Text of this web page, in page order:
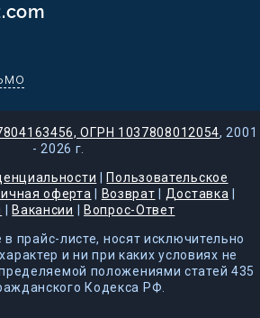
ОГРН 1037808012054, 2001
- 2026 г.
Пользовательское
оферта Возврат Доставка
Вакансии
Вопрос-Ответ
прайс-листе, носят исключительно
и ни при каких условиях не
положениями статей 435
Кодекса РФ.